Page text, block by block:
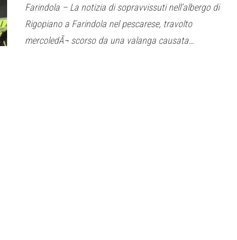
Farindola – La notizia di sopravvissuti nell’albergo di
Rigopiano a Farindola nel pescarese, travolto
mercoledÃ¬ scorso da una valanga causata…